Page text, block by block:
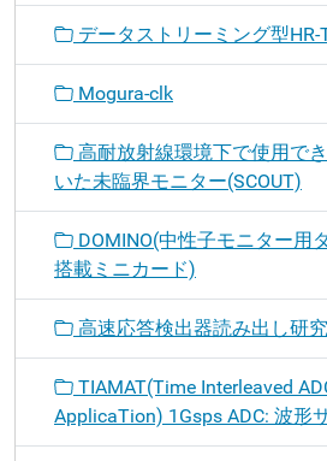
データストリーミング型
Mogura-clk
高耐放射線環境下で使用で
いた未臨界モニター(SCOUT)
DOMINO(中性子モニター用
搭載ミニカード)
高速応答検出器読み出し研
TIAMAT(Time Interleaved
ApplicaTion) 1Gsps ADC: 波形